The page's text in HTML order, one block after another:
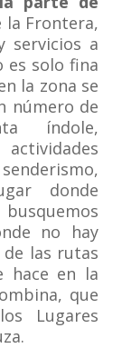
la Frontera,
servicios a
es solo fina
la zona se
número de
índole,
donde
no hay
las rutas
hace en la
que
Lugares